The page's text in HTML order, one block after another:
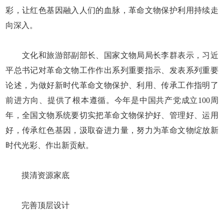
彩，让红色基因融入人们的血脉，革命文物保护利用持续走
向深入。
文化和旅游部副部长、国家文物局局长李群表示，习近
平总书记对革命文物工作作出系列重要指示、发表系列重要
论述，为做好新时代革命文物保护、利用、传承工作指明了
前进方向、提供了根本遵循。今年是中国共产党成立100周
年，全国文物系统要切实把革命文物保护好、管理好、运用
好，传承红色基因，汲取奋进力量，努力为革命文物绽放新
时代光彩、作出新贡献。
摸清资源家底
完善顶层设计